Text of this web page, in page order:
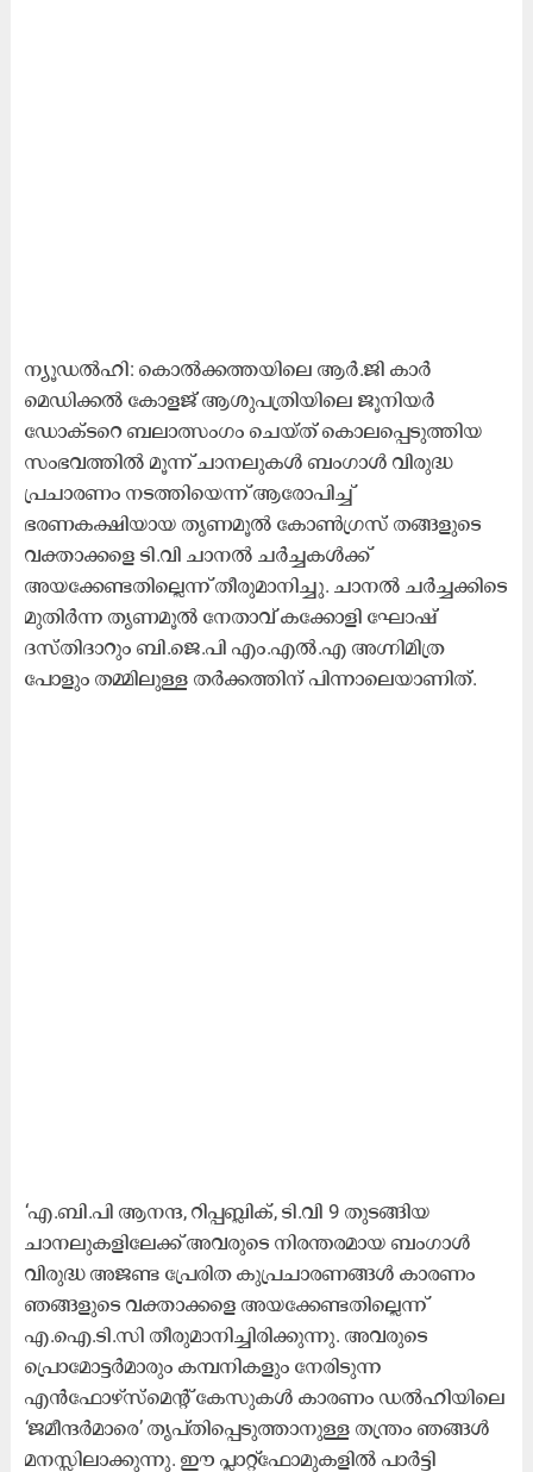
ന്യൂഡൽഹി: കൊൽക്കത്തയിലെ ആർ.ജി കാർ
മെഡിക്കൽ കോളജ് ആശുപത്രിയിലെ ജൂനിയർ
ഡോക്ടറെ ബലാത്സംഗം ചെയ്ത് കൊലപ്പെടുത്തിയ
സംഭവത്തിൽ മൂന്ന് ചാനലുകൾ ബംഗാൾ വിരുദ്ധ
പ്രചാരണം നടത്തിയെന്ന് ആരോപിച്ച്
ഭരണകക്ഷിയായ തൃണമൂൽ കോൺഗ്രസ് തങ്ങളുടെ
വക്താക്കളെ ടി.വി ചാനൽ ചർച്ചകൾക്ക്
അയക്കേണ്ടതില്ലെന്ന് തീരുമാനിച്ചു. ചാനൽ ചർച്ചക്കിടെ
മുതിർന്ന തൃണമൂൽ നേതാവ് കക്കോളി ഘോഷ്
ദസ്തിദാറും ബി.ജെ.പി എം.എൽ.എ അഗ്നിമിത്ര
പോളും തമ്മിലുള്ള തർക്കത്തിന് പിന്നാലെയാണിത്.
‘എ.ബി.പി ആനന്ദ, റിപ്പബ്ലിക്, ടി.വി 9 തുടങ്ങിയ
ചാനലുകളിലേക്ക് അവരുടെ നിരന്തരമായ ബംഗാൾ
വിരുദ്ധ അജണ്ട പ്രേരിത കുപ്രചാരണങ്ങൾ കാരണം
ഞങ്ങളുടെ വക്താക്കളെ അയക്കേണ്ടതില്ലെന്ന്
എ.ഐ.ടി.സി തീരുമാനിച്ചിരിക്കുന്നു. അവരുടെ
പ്രൊമോട്ടർമാരും കമ്പനികളും നേരിടുന്ന
എൻഫോഴ്‌സ്‌മെന്‍റ് കേസുകൾ കാരണം ഡൽഹിയിലെ
‘ജമീന്ദർമാരെ’ തൃപ്തിപ്പെടുത്താനുള്ള തന്ത്രം ഞങ്ങൾ
മനസ്സിലാക്കുന്നു. ഈ പ്ലാറ്റ്‌ഫോമുകളിൽ പാർട്ടി